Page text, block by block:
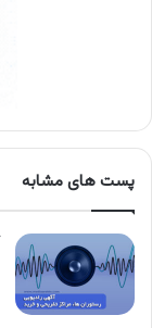
پست های مشابه